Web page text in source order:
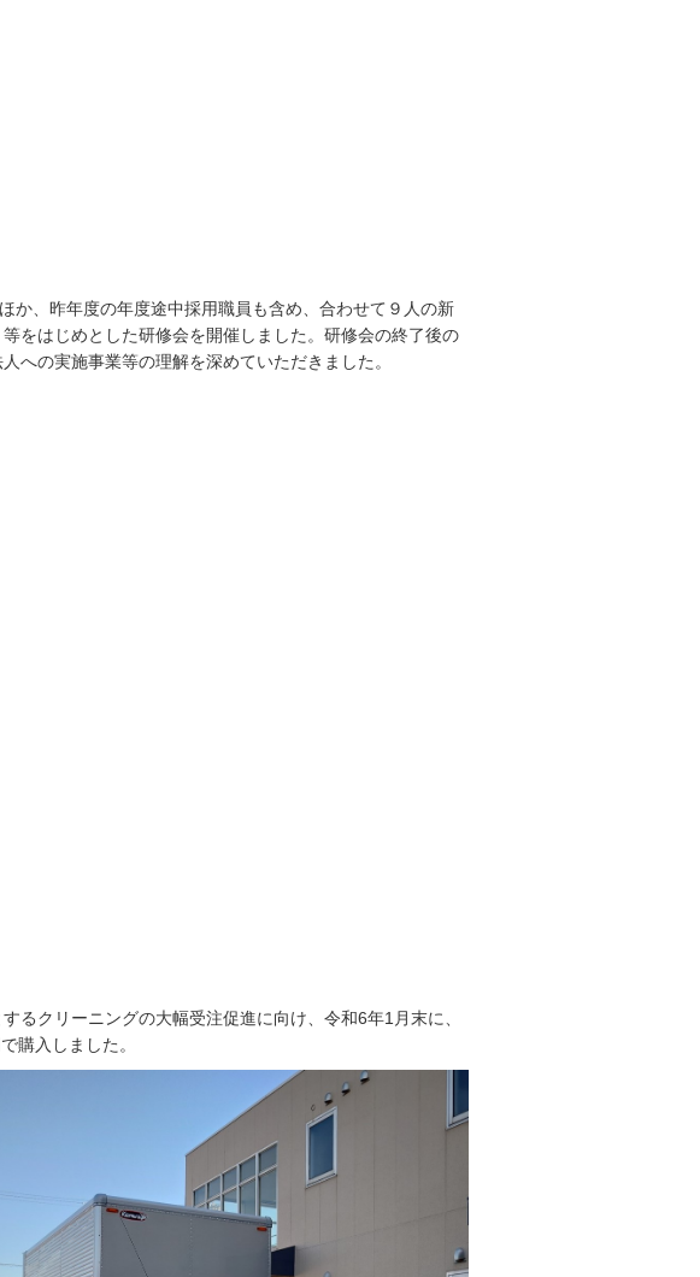
、昨年度の年度途中採用職員も含め、合わせて９人の新
をはじめとした研修会を開催しました。研修会の終了後の
への実施事業等の理解を深めていただきました。
るクリーニングの大幅受注促進に向け、令和6年1月末に、
購入しました。